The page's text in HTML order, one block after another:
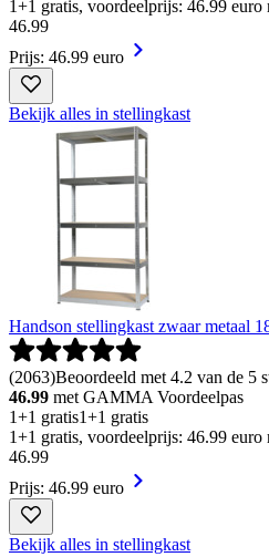
1+1 gratis, voordeelprijs: 46.99
46.99
Prijs: 46.99 euro
Bekijk alles in stellingkast
Handson stellingkast zwaar metaal
(2063)Beoordeeld met 4.2 van de 5
46.99 met GAMMA Voordeelpas
1+1 gratis1+1 gratis
1+1 gratis, voordeelprijs: 46.99
46.99
Prijs: 46.99 euro
Bekijk alles in stellingkast